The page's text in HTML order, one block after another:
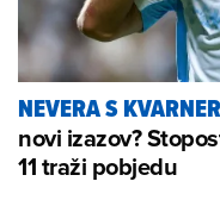
NEVERA S
novi izazov?
11 traži pobjedu